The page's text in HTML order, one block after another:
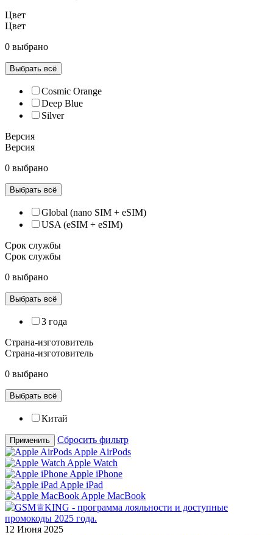
Цвет
Цвет
0 выбрано
Выбрать всё
Cosmic Orange
Deep Blue
Silver
Версия
Версия
0 выбрано
Выбрать всё
Global (nano SIM + eSIM)
USA (eSIM + eSIM)
Срок службы
Срок службы
0 выбрано
Выбрать всё
3 года
Страна-изготовитель
Страна-изготовитель
0 выбрано
Выбрать всё
Китай
Применить
Сбросить фильтр
Apple AirPods
Apple Watch
Apple iPhone
Apple iPad
Apple MacBook
12 Июня 2025